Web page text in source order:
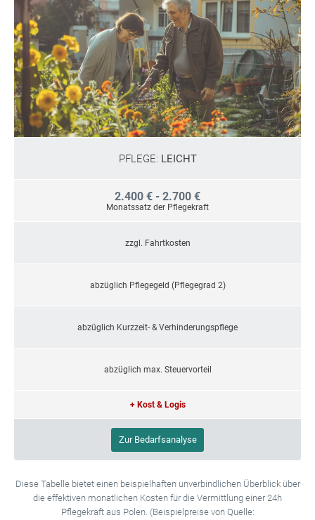
PFLEGE: LEICHT
2.400 € - 2.700 €
Monatssatz der Pflegekraft
zzgl. Fahrtkosten
abzüglich Pflegegeld (Pflegegrad 2)
abzüglich Kurzzeit- & Verhinderungspflege
abzüglich max. Steuervorteil
+ Kost & Logis
Zur Bedarfsanalyse
Diese Tabelle bietet einen beispielhaften unverbindlichen Überblick über
die effektiven monatlichen Kosten für die Vermittlung einer 24h
Pflegekraft aus Polen. (Beispielpreise von Quelle: